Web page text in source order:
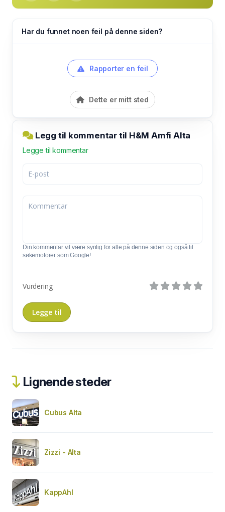
Har du funnet noen feil på denne siden?
Rapporter en feil
Dette er mitt sted
Legg til kommentar til H&M Amfi Alta
Legge til kommentar
Din kommentar vil være synlig for alle på denne siden og også til
søkemotorer som Google!
Vurdering
Lignende steder
Cubus Alta
Zizzi - Alta
KappAhl